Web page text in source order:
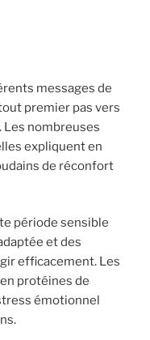
messages de
premier pas vers
nombreuses
expliquent en
de réconfort
période sensible
et des
efficacement. Les
protéines de
émotionnel